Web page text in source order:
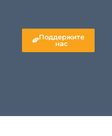
Поддержите
нас